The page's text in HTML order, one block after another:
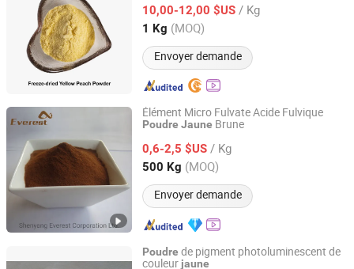
10,00-12,00 $US / Kg
1 Kg (MOQ)
Envoyer demande
Hunan, China Depuis 2025
Élément Micro Fulvate Acide Fulvique
Poudre Jaune Brune
0,6-2,5 $US / Kg
500 Kg (MOQ)
Envoyer demande
Shenyang Everest Corporation Ltd.
Liaoning, China Depuis 2013
Poudre de pigment photoluminescent de
couleur jaune